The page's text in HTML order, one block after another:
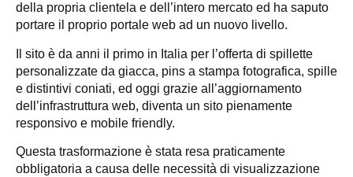
della propria clientela e dell’intero mercato ed ha saputo
portare il proprio portale web ad un nuovo livello.
Il sito è da anni il primo in Italia per l’offerta di spillette
personalizzate da giacca, pins a stampa fotografica, spille
e distintivi coniati, ed oggi grazie all’aggiornamento
dell’infrastruttura web, diventa un sito pienamente
responsivo e mobile friendly.
Questa trasformazione è stata resa praticamente
obbligatoria a causa delle necessità di visualizzazione